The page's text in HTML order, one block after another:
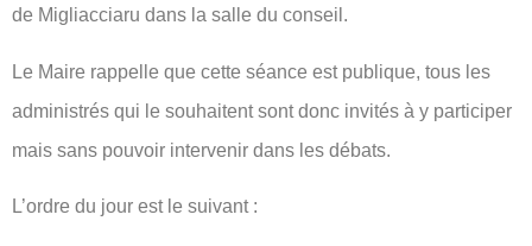
de Migliacciaru dans la salle du conseil.
Le Maire rappelle que cette séance est publique, tous les
administrés qui le souhaitent sont donc invités à y participer
mais sans pouvoir intervenir dans les débats.
L’ordre du jour est le suivant :